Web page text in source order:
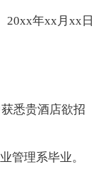
年xx月xx日
悉贵酒店欲招
管理系毕业。